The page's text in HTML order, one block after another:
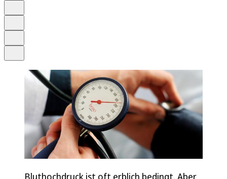
Bluthochdruck ist oft erblich bedingt. Aber